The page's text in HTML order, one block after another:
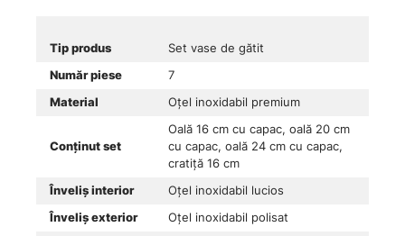
Tip produs
Set vase de gătit
Număr piese
7
Material
Oțel inoxidabil premium
Conținut set
Oală 16 cm cu capac, oală 20 cm
cu capac, oală 24 cm cu capac,
cratiță 16 cm
Înveliș interior
Oțel inoxidabil lucios
Înveliș exterior
Oțel inoxidabil polisat